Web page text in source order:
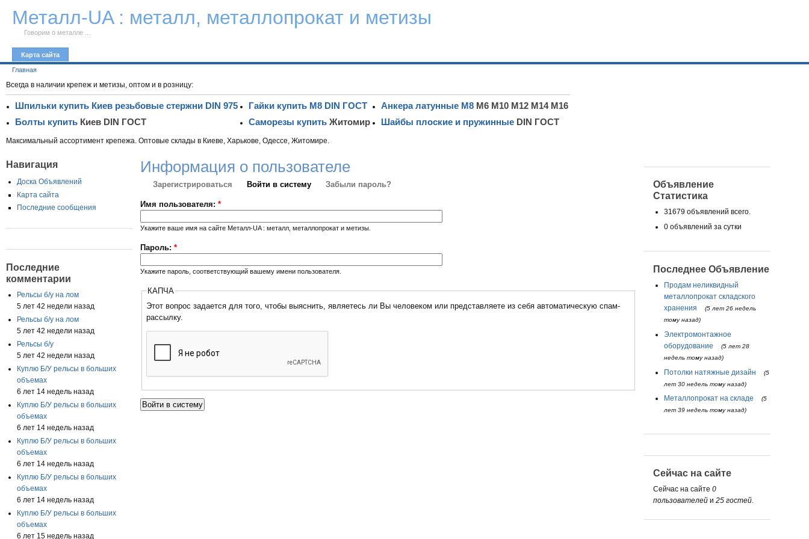
Металл-UA : металл, металлопрокат и метизы
Говорим о металле ...
Карта сайта
Главная
Всегда в наличии крепеж и метизы, оптом и в розницу:
Шпильки купить Киев резьбовые стержни DIN 975
Болты купитьКиев DIN ГОСТ
Гайки купить М8 DIN ГОСТ
Саморезы купитьЖитомир
Анкера латунные М8М6 М10 М12 М14 М16
Шайбы плоские и пружинныеDIN ГОСТ
Максимальный ассортимент крепежа. Оптовые склады в Киеве, Харькове, Одессе, Житомире.
Навигация
Доска Объявлений
Карта сайта
Последние сообщения
Последние
комментарии
Рельсы б/у на лом
5 лет 42 недели назад
Рельсы б/у на лом
5 лет 42 недели назад
Рельсы б/у
5 лет 42 недели назад
Куплю Б/У рельсы в больших
объемах
6 лет 14 недель назад
Куплю Б/У рельсы в больших
объемах
6 лет 14 недель назад
Куплю Б/У рельсы в больших
объемах
6 лет 14 недель назад
Куплю Б/У рельсы в больших
объемах
6 лет 14 недель назад
Куплю Б/У рельсы в больших
объемах
6 лет 15 недель назад
Информация о пользователе
Зарегистрироваться Войти в систему Забыли пароль?
Имя пользователя: *
Укажите ваше имя на сайте Металл-UA : металл, металлопрокат и метизы.
Пароль: *
Укажите пароль, соответствующий вашему имени пользователя.
КАПЧА
Этот вопрос задается для того, чтобы выяснить, являетесь ли Вы человеком или представляете из себя автоматическую спам-
рассылку.
Объявление
Статистика
31679 объявлений всего.
0 объявлений за сутки
Последнее Объявление
Продам неликвидный
металлопрокат складского
хранения
(5 лет 26 недель
тому назад)
Электромонтажное
оборудование
(5 лет 28
недель тому назад)
Потолки натяжные дизайн
(5
лет 30 недель тому назад)
Металлопрокат на складе
(5
лет 39 недель тому назад)
Сейчас на сайте
Сейчас на сайте 0
пользователей и 25 гостей.